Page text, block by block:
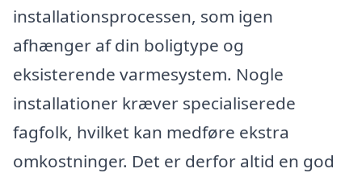
installationsprocessen, som igen
afhænger af din boligtype og
eksisterende varmesystem. Nogle
installationer kræver specialiserede
fagfolk, hvilket kan medføre ekstra
omkostninger. Det er derfor altid en god